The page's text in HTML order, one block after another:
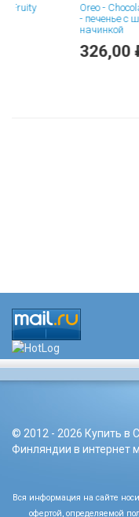
Oreo - Chocolate
- печенье с
начинкой
326,00 ₽
© 2012 - 2026 Купить в
Финляндии в интернет
Вся информация на сайте
офертой, определяемой